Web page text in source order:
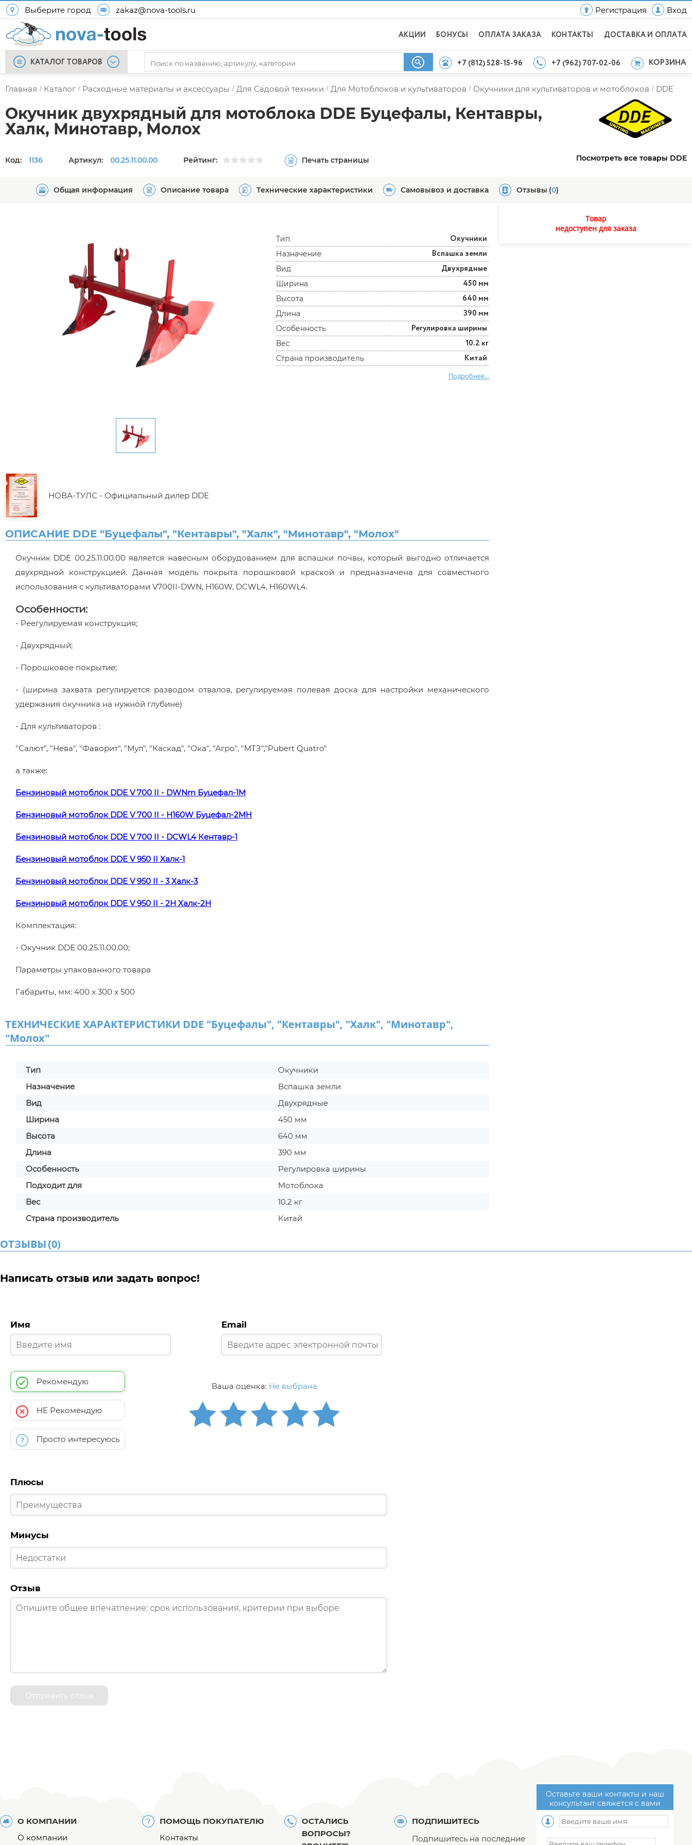
Выберите город zakaz@nova-tools.ru Регистрация Вход
АКЦИИ БОНУСЫ ОПЛАТА ЗАКАЗА КОНТАКТЫ ДОСТАВКА И ОПЛАТА
КАТАЛОГ ТОВАРОВ +7 (812) 528-15-96 +7 (962) 707-02-06 КОРЗИНА
Главная / Каталог / Расходные материалы и аксессуары / Для Садовой техники / Для Мотоблоков и культиваторов / Окучники для культиваторов и мотоблоков / DDE
Окучник двухрядный для мотоблока DDE Буцефалы, Кентавры,
Халк, Минотавр, Молох
Код: 1136 Артикул: 00.25.11.00.00 Рейтинг: Печать страницы Посмотреть все товары DDE
Общая информация Описание товара Технические характеристики Самовывоз и доставка Отзывы (0)
НОВА-ТУЛС - Официальный дилер DDE
Тип Окучники
Назначение Вспашка земли
Вид Двухрядные
Ширина 450 мм
Высота 640 мм
Длина 390 мм
Особенность Регулировка ширины
Вес 10.2 кг
Страна производитель Китай
Подробнее...
ОПИСАНИЕ DDE "Буцефалы", "Кентавры", "Халк", "Минотавр", "Молох"
Окучник DDE 00.25.11.00.00 является навесным оборудованием для вспашки почвы, который выгодно отличается
двухрядной конструкцией. Данная модель покрыта порошковой краской и предназначена для совместного
использования с культиваторами V700II-DWN, H160W, DCWL4, H160WL4.
Особенности:
- Реегулируемая конструкция;
- Двухрядный;
- Порошковое покрытие;
- (ширина захвата регулируется разводом отвалов, регулируемая полевая доска для настройки механического
удержания окучника на нужной глубине)
- Для культиваторов :
"Салют", "Нева", "Фаворит", "Мул", "Каскад", "Ока", "Агро", "МТЗ","Pubert Quatro"
а также:
Бензиновый мотоблок DDE V 700 II - DWNm Буцефал-1M
Бензиновый мотоблок DDE V 700 II - H160W Буцефал-2MH
Бензиновый мотоблок DDE V 700 II - DCWL4 Кентавр-1
Бензиновый мотоблок DDE V 950 II Халк-1
Бензиновый мотоблок DDE V 950 II - 3 Халк-3
Бензиновый мотоблок DDE V 950 II - 2H Халк-2H
Комплектация:
- Окучник DDE 00.25.11.00.00;
Параметры упакованного товара
Габариты, мм: 400 x 300 x 500
ТЕХНИЧЕСКИЕ ХАРАКТЕРИСТИКИ DDE "Буцефалы", "Кентавры", "Халк", "Минотавр",
"Молох"
Тип
Окучники
Назначение
Вспашка земли
Вид
Двухрядные
Ширина
450 мм
Высота
640 мм
Длина
390 мм
Особенность
Регулировка ширины
Подходит для
Мотоблока
Вес
10.2 кг
Страна производитель
Китай
Товар
недоступен для заказа
ОТЗЫВЫ(0)
Написать отзыв или задать вопрос!
Имя Email
Рекомендую
НЕ Рекомендую
Просто интересуюсь
Ваша оценка: Не выбрана
Плюсы
Минусы
Отзыв
Отправить отзыв
О КОМПАНИИ
О компании
ПОМОЩЬ ПОКУПАТЕЛЮ
Контакты
ОСТАЛИСЬ
ВОПРОСЫ?
ПОДПИШИТЕСЬ
Подпишитесь на последние
Оставьте ваши контакты и наш
консультант свяжется с вами